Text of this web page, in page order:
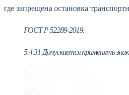
где запрещена остановка
ГОСТ Р 52289-2019.
5.4.31 Допускается применять